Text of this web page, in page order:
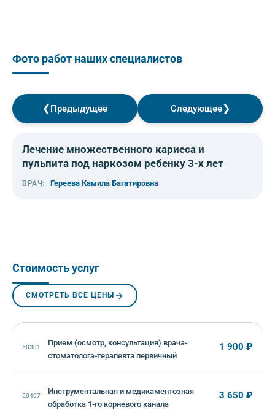
Фото работ наших специалистов
❮Предыдущее Следующее❯
Лечение множественного кариеса и
пульпита под наркозом ребенку 3-х лет
ВРАЧ: Гереева Камила Багатировна
Стоимость услуг
СМОТРЕТЬ ВСЕ ЦЕНЫ
50301
Прием (осмотр, консультация) врача-
стоматолога-терапевта первичный
1 900 ₽
50407
Инструментальная и медикаментозная
обработка 1-го корневого канала
3 650 ₽